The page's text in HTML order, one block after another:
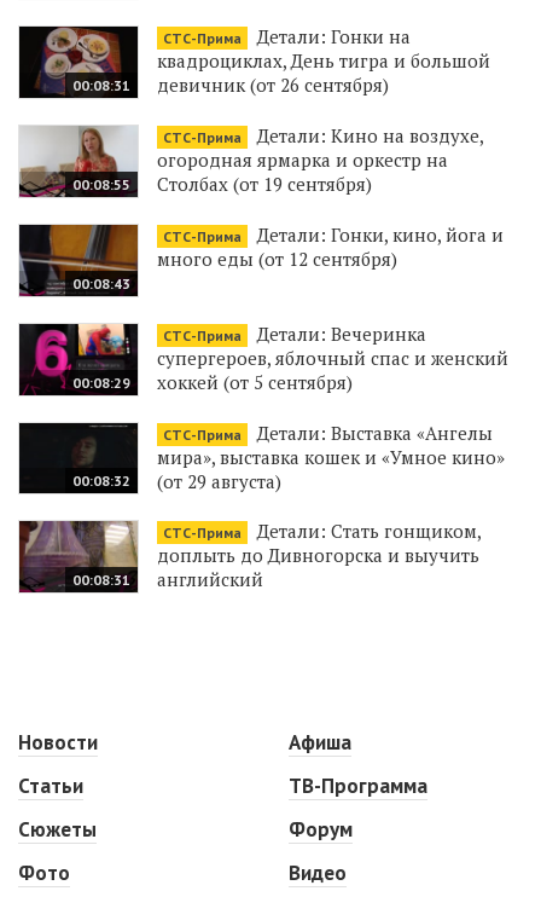
00:08:31
СТС-Прима
Детали: Гонки на
квадроциклах, День тигра и большой
девичник (от 26 сентября)
00:08:55
СТС-Прима
Детали: Кино на воздухе,
огородная ярмарка и оркестр на
Столбах (от 19 сентября)
00:08:43
СТС-Прима
Детали: Гонки, кино, йога и
много еды (от 12 сентября)
00:08:29
СТС-Прима
Детали: Вечеринка
супергероев, яблочный спас и женский
хоккей (от 5 сентября)
00:08:32
СТС-Прима
Детали: Выставка «Ангелы
мира», выставка кошек и «Умное кино»
(от 29 августа)
00:08:31
СТС-Прима
Детали: Стать гонщиком,
доплыть до Дивногорска и выучить
английский
Новости
Статьи
Сюжеты
Фото
Афиша
ТВ-Программа
Форум
Видео